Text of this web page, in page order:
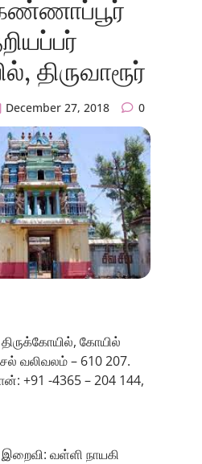
திருவாரூர்
December 27, 2018 0
திருக்கோயில், கோயில்
வலிவலம் – 610 207.
+91 -4365 – 204 144,
வள்ளி நாயகி